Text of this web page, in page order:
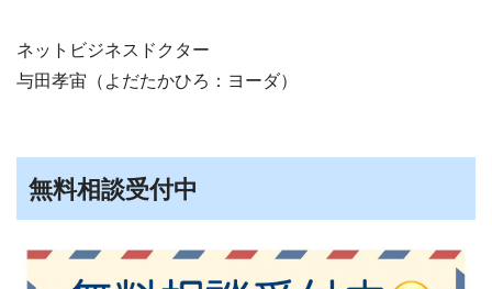
ネットビジネスドクター
与田孝宙（よだたかひろ：ヨーダ）
無料相談受付中